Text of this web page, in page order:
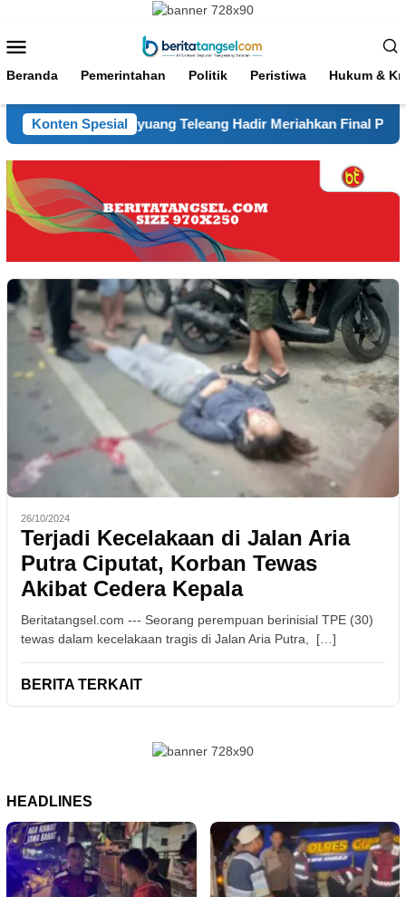
konten
Mobile
Beranda Pemerintahan Politik Peristiwa Hukum &
Konten Spesial
Padang Buyuang Teleang Hadir Meriahkan Final Piala
26/10/2024
Terjadi Kecelakaan di Jalan Aria
Putra Ciputat, Korban Tewas
Akibat Cedera Kepala
Beritatangsel.com --- Seorang perempuan berinisial TPE (30)
tewas dalam kecelakaan tragis di Jalan Aria Putra, […]
BERITA TERKAIT
HEADLINES